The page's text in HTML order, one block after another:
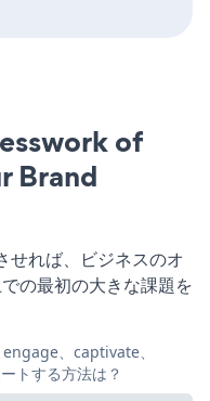
of
Brand
れば、ビジネスのオ
の最初の大きな課題を
、captivate、
トする方法は？